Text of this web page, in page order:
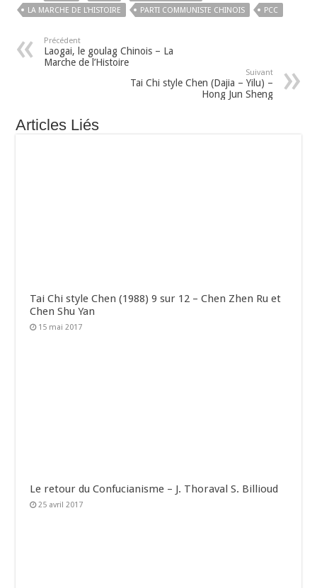
LA MARCHE DE L'HISTOIRE
PARTI COMMUNISTE CHINOIS PCC
Précédent
Laogai, le goulag Chinois – La
Marche de l’Histoire
Suivant
Tai Chi style Chen (Dajia – Yilu) –
Hong Jun Sheng
Articles Liés
Tai Chi style Chen (1988) 9 sur 12 – Chen Zhen Ru et
Chen Shu Yan
15 mai 2017
Le retour du Confucianisme – J. Thoraval S. Billioud
25 avril 2017